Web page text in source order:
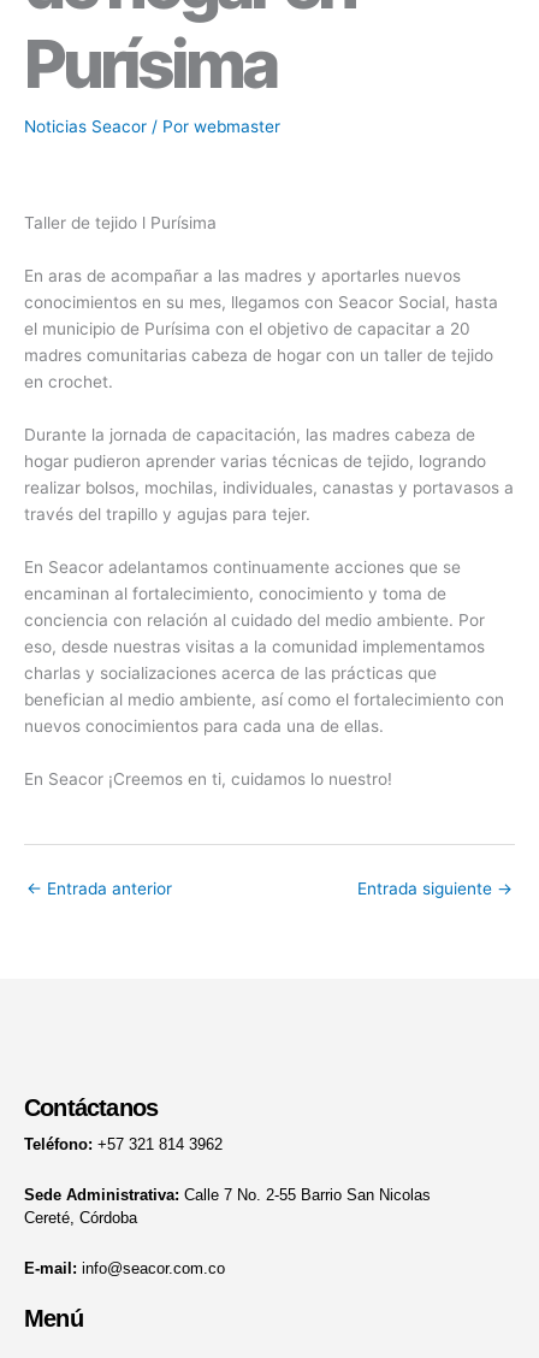
Purísima
Noticias Seacor / Por webmaster
Taller de tejido l Purísima
En aras de acompañar a las madres y aportarles nuevos
conocimientos en su mes, llegamos con Seacor Social, hasta
el municipio de Purísima con el objetivo de capacitar a 20
madres comunitarias cabeza de hogar con un taller de tejido
en crochet.
Durante la jornada de capacitación, las madres cabeza de
hogar pudieron aprender varias técnicas de tejido, logrando
realizar bolsos, mochilas, individuales, canastas y portavasos a
través del trapillo y agujas para tejer.
En Seacor adelantamos continuamente acciones que se
encaminan al fortalecimiento, conocimiento y toma de
conciencia con relación al cuidado del medio ambiente. Por
eso, desde nuestras visitas a la comunidad implementamos
charlas y socializaciones acerca de las prácticas que
benefician al medio ambiente, así como el fortalecimiento con
nuevos conocimientos para cada una de ellas.
En Seacor ¡Creemos en ti, cuidamos lo nuestro!
← Entrada anterior Entrada siguiente →
Contáctanos
Teléfono: +57 321 814 3962
Sede Administrativa: Calle 7 No. 2-55 Barrio San Nicolas
Cereté, Córdoba
E-mail: info@seacor.com.co
Menú